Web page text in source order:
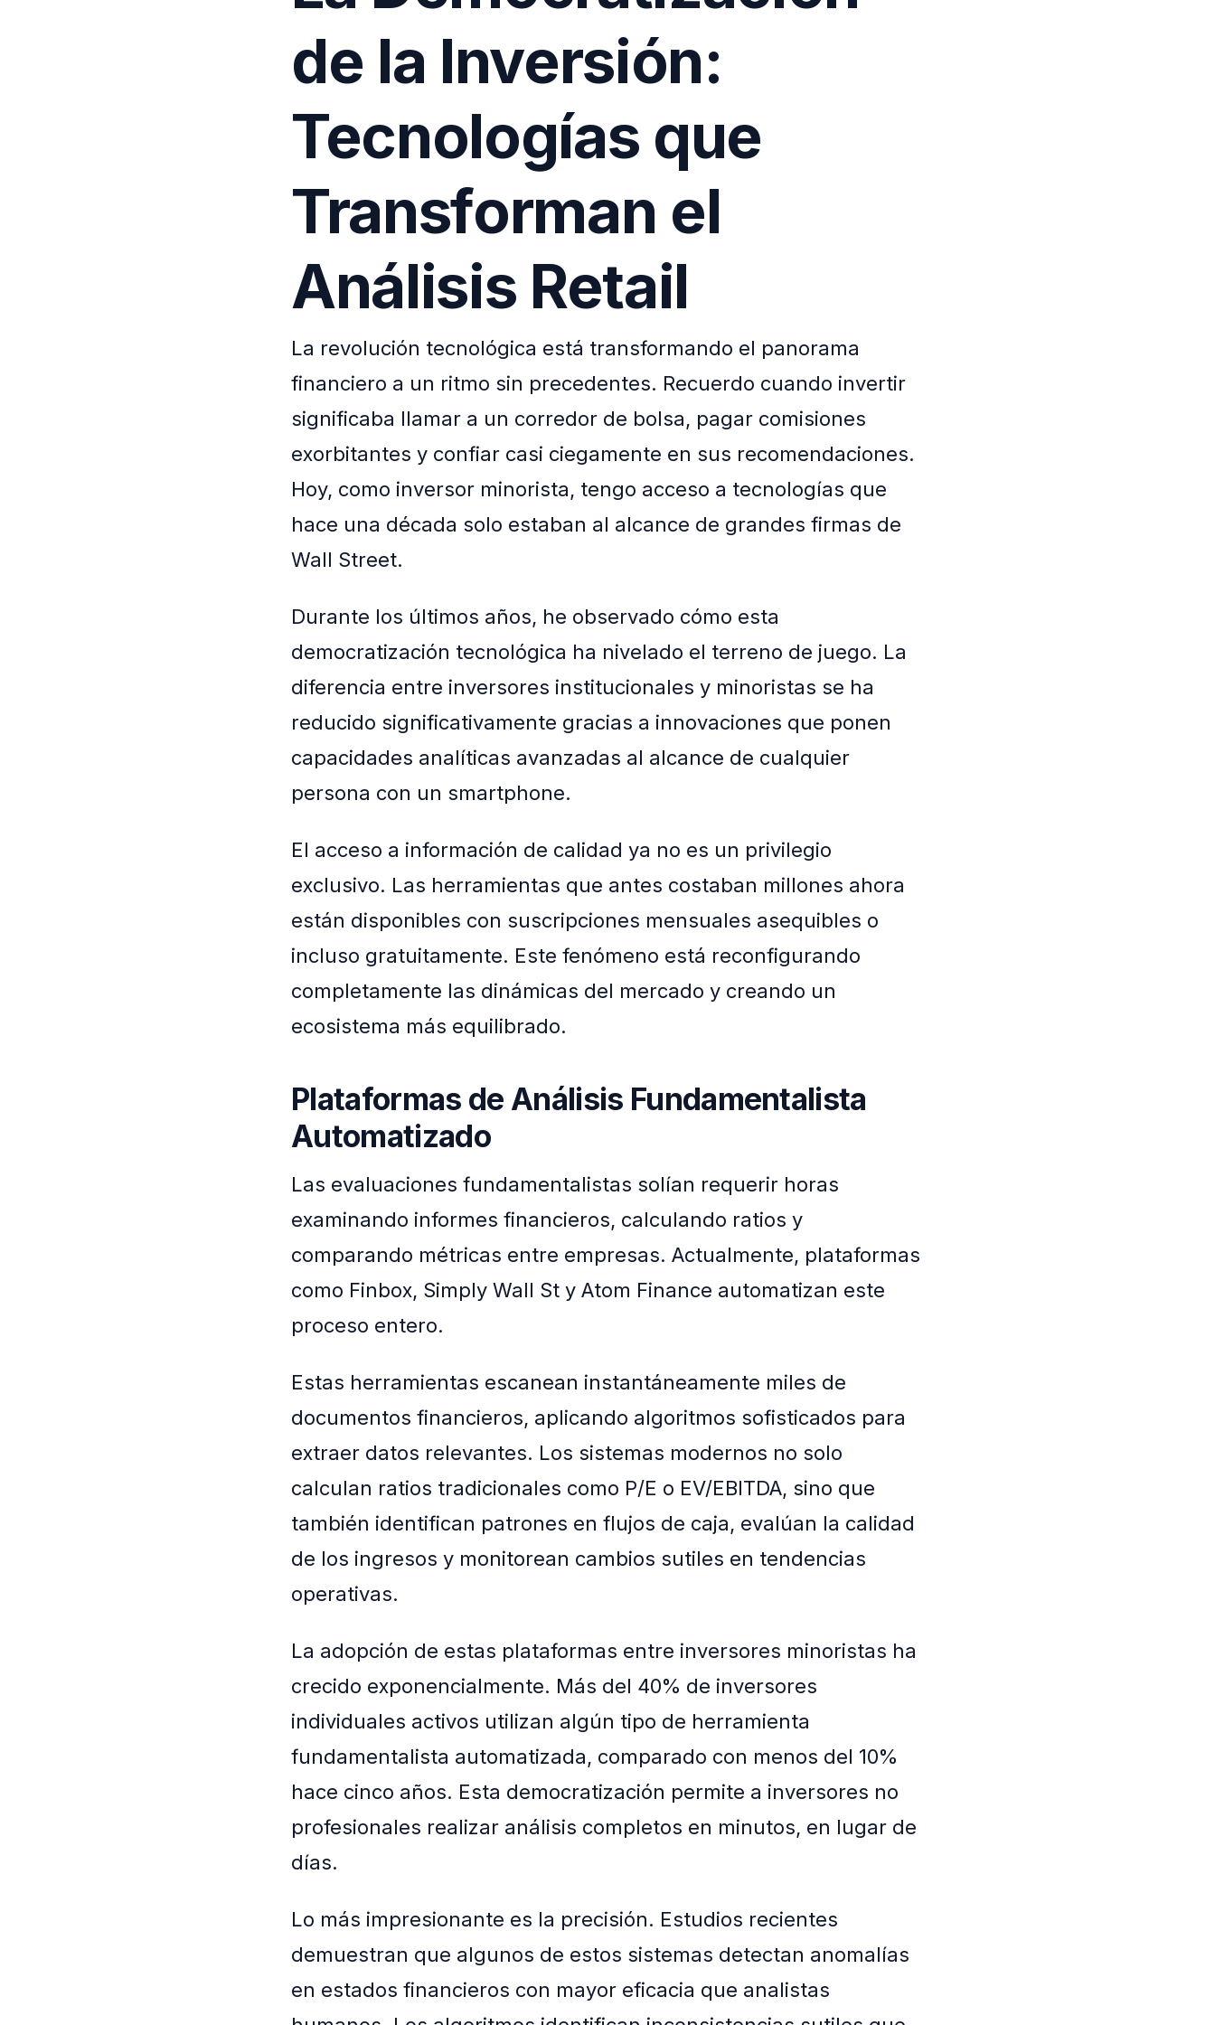
de la Inversión:
Tecnologías que
Transforman el
Análisis Retail
La revolución tecnológica está transformando el panorama
financiero a un ritmo sin precedentes. Recuerdo cuando invertir
significaba llamar a un corredor de bolsa, pagar comisiones
exorbitantes y confiar casi ciegamente en sus recomendaciones.
Hoy, como inversor minorista, tengo acceso a tecnologías que
hace una década solo estaban al alcance de grandes firmas de
Wall Street.
Durante los últimos años, he observado cómo esta
democratización tecnológica ha nivelado el terreno de juego. La
diferencia entre inversores institucionales y minoristas se ha
reducido significativamente gracias a innovaciones que ponen
capacidades analíticas avanzadas al alcance de cualquier
persona con un smartphone.
El acceso a información de calidad ya no es un privilegio
exclusivo. Las herramientas que antes costaban millones ahora
están disponibles con suscripciones mensuales asequibles o
incluso gratuitamente. Este fenómeno está reconfigurando
completamente las dinámicas del mercado y creando un
ecosistema más equilibrado.
Plataformas de Análisis Fundamentalista
Automatizado
Las evaluaciones fundamentalistas solían requerir horas
examinando informes financieros, calculando ratios y
comparando métricas entre empresas. Actualmente, plataformas
como Finbox, Simply Wall St y Atom Finance automatizan este
proceso entero.
Estas herramientas escanean instantáneamente miles de
documentos financieros, aplicando algoritmos sofisticados para
extraer datos relevantes. Los sistemas modernos no solo
calculan ratios tradicionales como P/E o EV/EBITDA, sino que
también identifican patrones en flujos de caja, evalúan la calidad
de los ingresos y monitorean cambios sutiles en tendencias
operativas.
La adopción de estas plataformas entre inversores minoristas ha
crecido exponencialmente. Más del 40% de inversores
individuales activos utilizan algún tipo de herramienta
fundamentalista automatizada, comparado con menos del 10%
hace cinco años. Esta democratización permite a inversores no
profesionales realizar análisis completos en minutos, en lugar de
días.
Lo más impresionante es la precisión. Estudios recientes
demuestran que algunos de estos sistemas detectan anomalías
en estados financieros con mayor eficacia que analistas